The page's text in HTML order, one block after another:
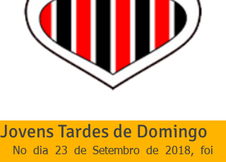
Jovens Tardes de Domingo
No dia 23 de Setembro de 2018, foi